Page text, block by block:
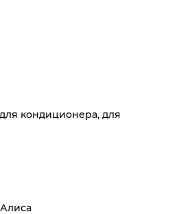
кондиционера, для